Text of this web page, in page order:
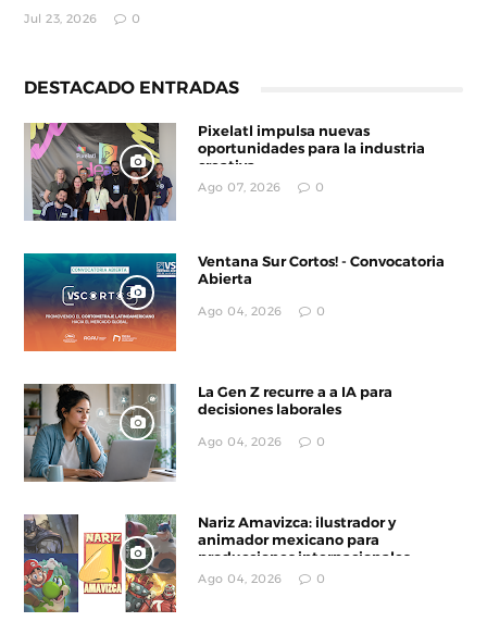
Jul 23, 2026 0
DESTACADO ENTRADAS
Pixelatl impulsa nuevas
oportunidades para la industria
creativa
Ago 07, 2026 0
Ventana Sur Cortos! - Convocatoria
Abierta
Ago 04, 2026 0
La Gen Z recurre a a IA para
decisiones laborales
Ago 04, 2026 0
Nariz Amavizca: ilustrador y
animador mexicano para
producciones internacionales
Ago 04, 2026 0